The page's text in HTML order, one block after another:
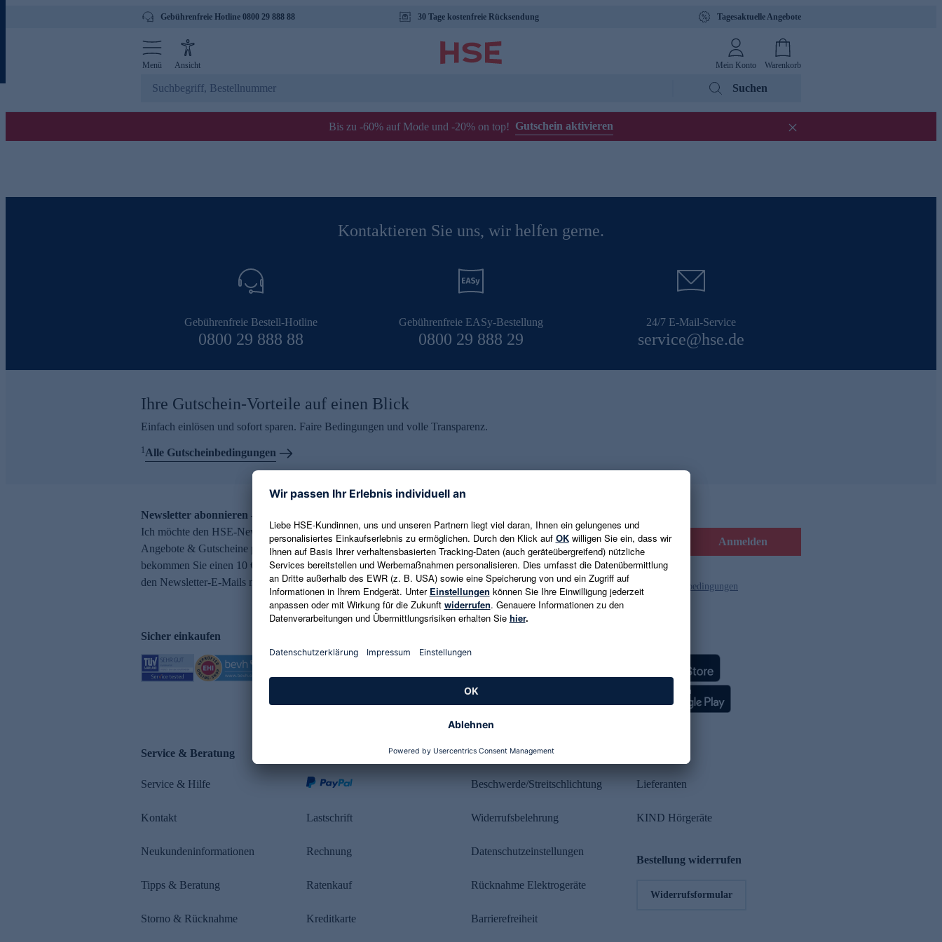
Gebührenfreie Hotline 0800 29 888 88 30 Tage kostenfreie Rücksendung Tagesaktuelle Angebote
Menü Ansicht Mein Konto Warenkorb
Suchen
Bis zu -60% auf Mode und -20% on top! Gutschein aktivieren
Kontaktieren Sie uns, wir helfen gerne.
Gebührenfreie Bestell-Hotline
0800 29 888 88
Gebührenfreie EASy-Bestellung
0800 29 888 29
24/7 E-Mail-Service
service@hse.de
Ihre Gutschein-Vorteile auf einen Blick
Einfach einlösen und sofort sparen. Faire Bedingungen und volle Transparenz.
1Alle Gutscheinbedingungen
Newsletter abonnieren – 10 € Gutschein erhalten
Ich möchte den HSE-Newsletter abonnieren und aktuelle Trends,
Angebote & Gutscheine per E-Mail erhalten. Als Dankeschön
bekommen Sie einen 10 € Gutschein. Eine Abmeldung ist jederzeit in
den Newsletter-E-Mails möglich.
E-Mail-Adresse eingeben Anmelden
Es gelten die Datenschutzrichtlinien und die Gutscheinbedingungen
Sicher einkaufen
Service & Beratung
Service & Hilfe
Kontakt
Neukundeninformationen
Tipps & Beratung
Storno & Rücknahme
Lastschrift
Rechnung
Ratenkauf
Kreditkarte
Rechtliches
Beschwerde/Streitschlichtung
Widerrufsbelehrung
Datenschutzeinstellungen
Rücknahme Elektrogeräte
Barrierefreiheit
Lieferanten
KIND Hörgeräte
Bestellung widerrufen
Widerrufsformular